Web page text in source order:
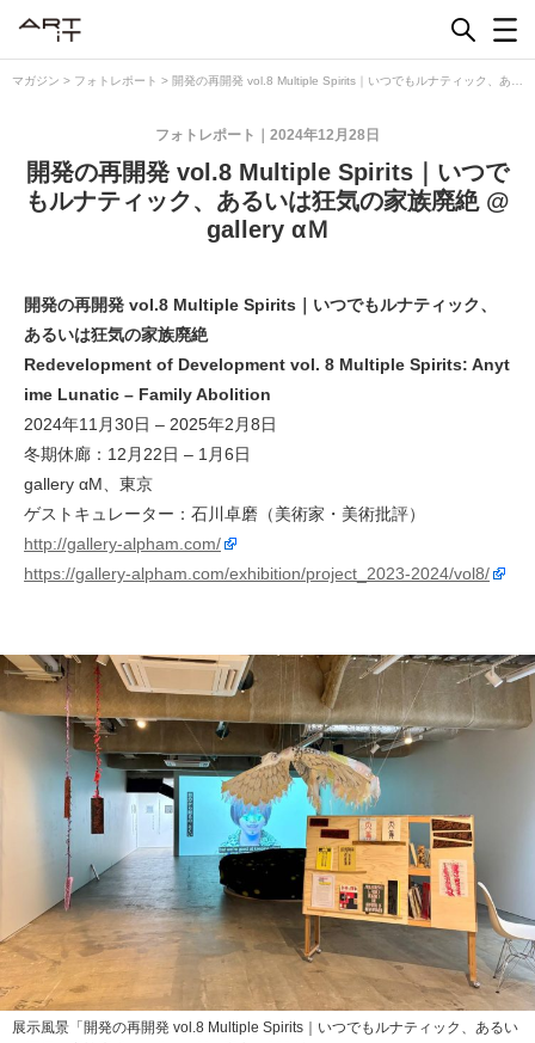
マガジン > フォトレポート > 開発の再開発 vol.8 Multiple Spirits｜いつでもルナティック、ある
2024年12月28日
フォトレポート
開発の再開発 vol.8 Multiple Spirits｜いつで
もルナティック、あるいは狂気の家族廃絶 @
gallery αＭ
開発の再開発 vol.8 Multiple Spirits｜いつでもルナティック、
あるいは狂気の家族廃絶
Redevelopment of Development vol. 8 Multiple Spirits: Anyt
ime Lunatic – Family Abolition
2024年11月30日 – 2025年2月8日
冬期休廊：12月22日 – 1月6日
gallery αM、東京
ゲストキュレーター：石川卓磨（美術家・美術批評）
http://gallery-alpham.com/
https://gallery-alpham.com/exhibition/project_2023-2024/vol8/
展示風景「開発の再開発 vol.8 Multiple Spirits｜いつでもルナティック、あるい